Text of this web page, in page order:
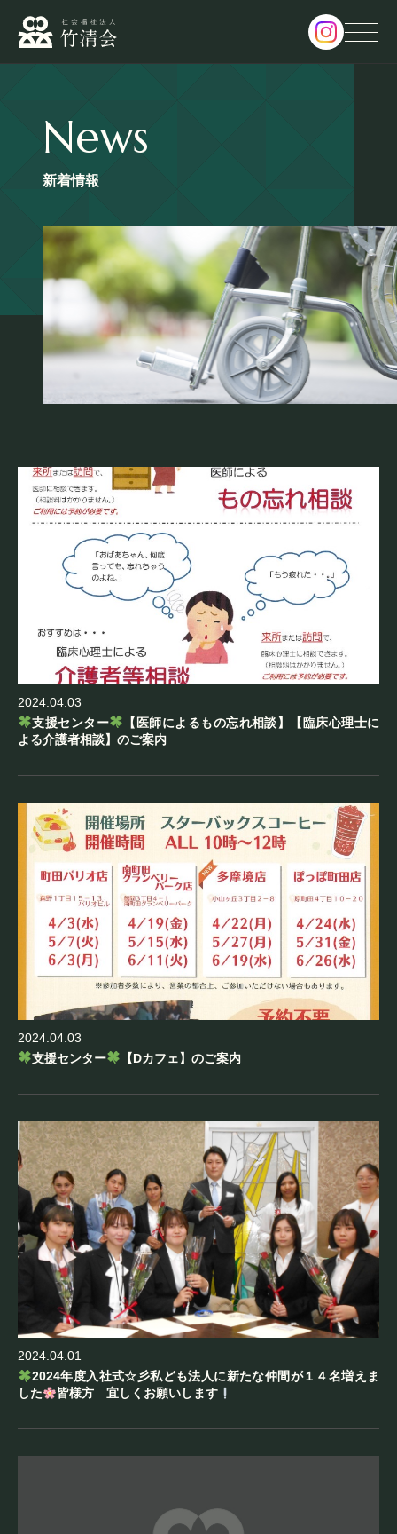
サービス・パンフレット
Service・Pamphlet
採用情報
面会予約
News
新着情報
2024.04.03
支援センター
【医師によるもの忘れ相談】【臨床心理士に
よる介護者相談】のご案内
2024.04.03
支援センター
【Dカフェ】のご案内
2024.04.01
2024年度入社式☆彡私ども法人に新たな仲間が１４名増えま
した
皆様方 宜しくお願いします